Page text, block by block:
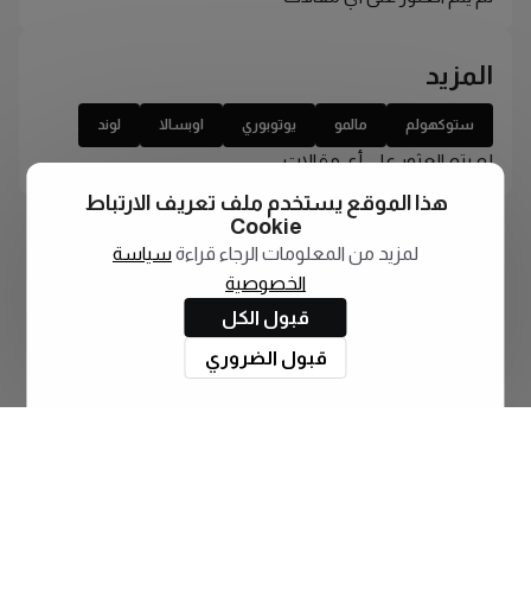
المزيد
ستوكهولم مالمو يوتوبوري اوبسالا لوند
لم يتم العثور على أي مقالات
هذا الموقع يستخدم ملف تعريف الارتباط
Cookie
لمزيد من المعلومات الرجاء قراءة سياسة
الخصوصية
قبول الكل
قبول الضروري